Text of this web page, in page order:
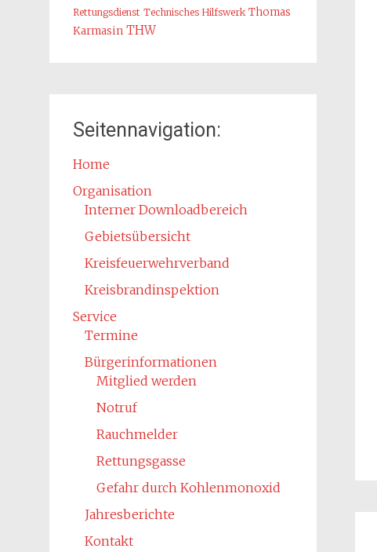
Rettungsdienst Technisches Hilfswerk Thomas
Karmasin THW
Seitennavigation:
Home
Organisation
Interner Downloadbereich
Gebietsübersicht
Kreisfeuerwehrverband
Kreisbrandinspektion
Service
Termine
Bürgerinformationen
Mitglied werden
Notruf
Rauchmelder
Rettungsgasse
Gefahr durch Kohlenmonoxid
Jahresberichte
Kontakt